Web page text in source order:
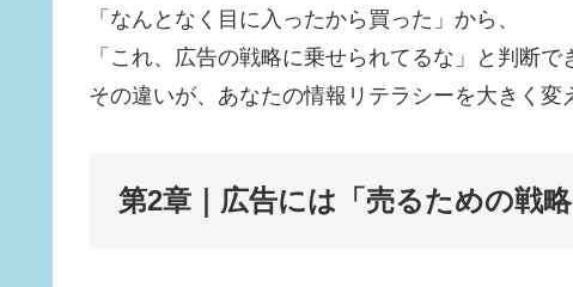
「なんとなく目に入ったから買った」から、
「これ、広告の戦略に乗せられてるな」と判断で
その違いが、あなたの情報リテラシーを大きく変
第2章｜広告には「売るための戦